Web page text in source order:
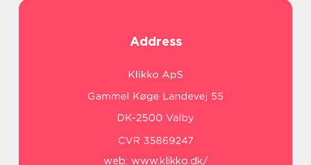
Address
web: www.klikko.dk/